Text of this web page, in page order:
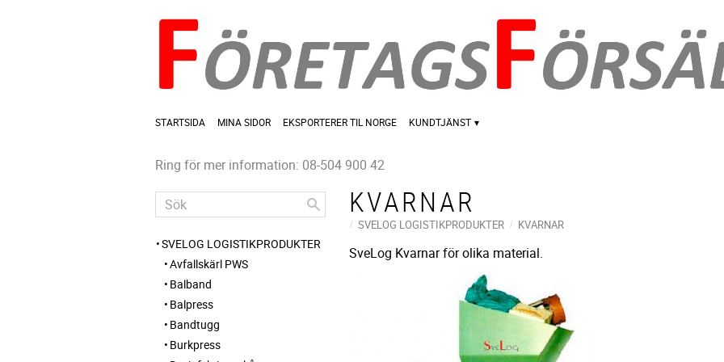
STARTSIDA MINA SIDOR EKSPORTERER TIL NORGE KUNDTJÄNST
Ring för mer information: 08-504 900 42
KVARNAR
SVELOG LOGISTIKPRODUKTER KVARNAR
SveLog Kvarnar för olika material.
SVELOG LOGISTIKPRODUKTER
Avfallskärl PWS
Balband
Balpress
Bandtugg
Burkpress